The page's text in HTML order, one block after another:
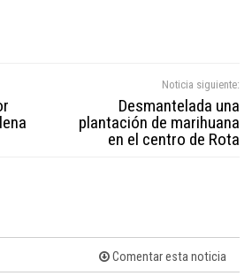
Noticia siguiente:
Desmantelada una
plantación de marihuana
en el centro de Rota
Comentar esta noticia